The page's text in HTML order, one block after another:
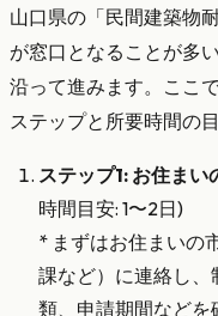
山口県の「民間建築物
が窓口となることが多
沿って進みます。ここ
ステップと所要時間の
ステップ1: お住ま
時間目安: 1〜2日)
* まずはお住まいの
課など）に連絡し
類、申請期間など